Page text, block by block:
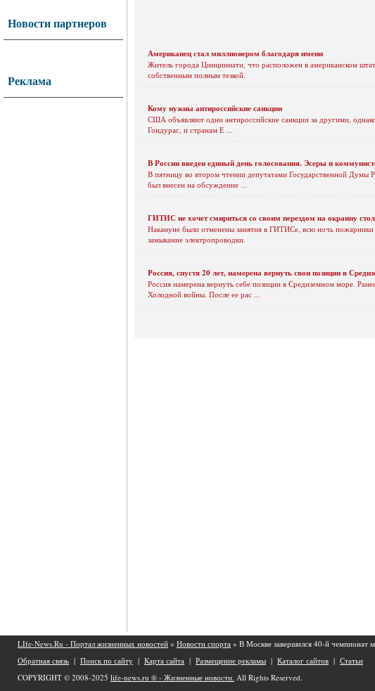
Новости партнеров
Реклама
Американец стал миллионером благодаря имени
Житель города Цинциннати, что расположен в американском
собственным полным тезкой.
Кому нужны антироссийские санкции
США объявляют одни антироссийские санкции за другими,
Гондурас, и странам Е ...
В России введен единый день голосования. Эсеры и
В пятницу во втором чтении депутатами Государственной Думы
был внесен на обсуждение ...
ГИТИС не хочет смириться со своим перездом на окраину
Накануне были отменены занятия в ГИТИСе, всю ночь пожарники
замыкание электропроводки.
Россия, спустя 20 лет, намерена вернуть свои позиции в
Россия намерена вернуть себе позиции в Средиземном море.
Холодной войны. После ее рас ...
LIfe-News.Ru - Портал жизненных новостей » Новости спорта » В Москве завершился 40-й чемпионат
Обратная связь | Поиск по сайту | Карта сайта | Размещение рекламы | Каталог сайтов | Статьи
COPYRIGHT © 2008-2025 life-news.ru ® - Жизненные новости. All Rights Reserved.